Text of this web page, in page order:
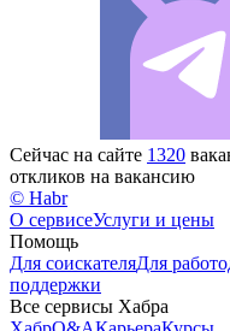
Сейчас на сайте 1320
откликов на вакансию
© Habr
О сервисеУслуги и цены
Помощь
Для соискателяДля
поддержки
Все сервисы Хабра